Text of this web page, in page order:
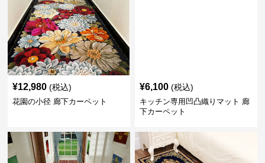
¥12,980 (税込)
花園の小径 廊下カーペット
¥6,100 (税込)
キッチン専用凹凸織りマット 廊
下カーペット